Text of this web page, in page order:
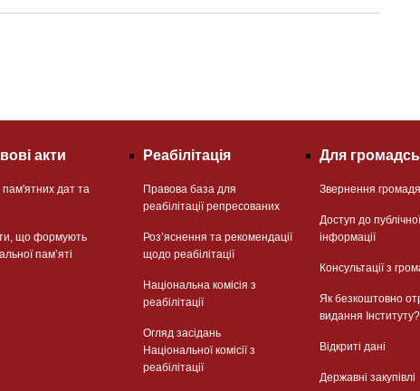
акти
дат та
що формують
памʼяті
Реабілітація
Правова база для
реабілітації репресованих
Розʼяснення та рекомендації
щодо реабілітації
Національна комісія з
реабілітації
Огляд засідань
Національної комісії з
реабілітації
Для
Звернення
Доступ до публічної
інформації
Консультації з
Як безкоштовно
видання Інституту?
Відкриті дані
Державні закупівлі